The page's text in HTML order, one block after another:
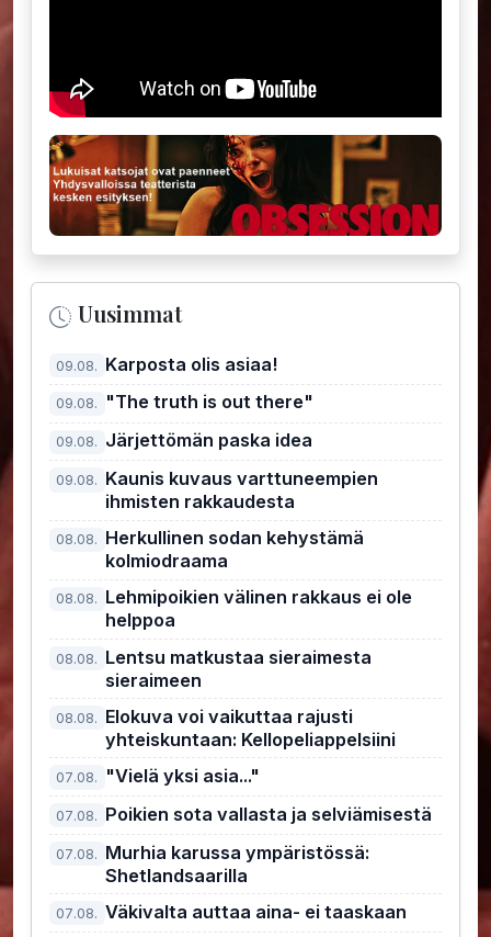
Uusimmat
09.08. Karposta olis asiaa!
09.08. "The truth is out there"
09.08. Järjettömän paska idea
09.08. Kaunis kuvaus varttuneempien
ihmisten rakkaudesta
08.08. Herkullinen sodan kehystämä
kolmiodraama
08.08. Lehmipoikien välinen rakkaus ei ole
helppoa
08.08. Lentsu matkustaa sieraimesta
sieraimeen
08.08. Elokuva voi vaikuttaa rajusti
yhteiskuntaan: Kellopeliappelsiini
07.08. "Vielä yksi asia..."
07.08. Poikien sota vallasta ja selviämisestä
07.08. Murhia karussa ympäristössä:
Shetlandsaarilla
07.08. Väkivalta auttaa aina- ei taaskaan